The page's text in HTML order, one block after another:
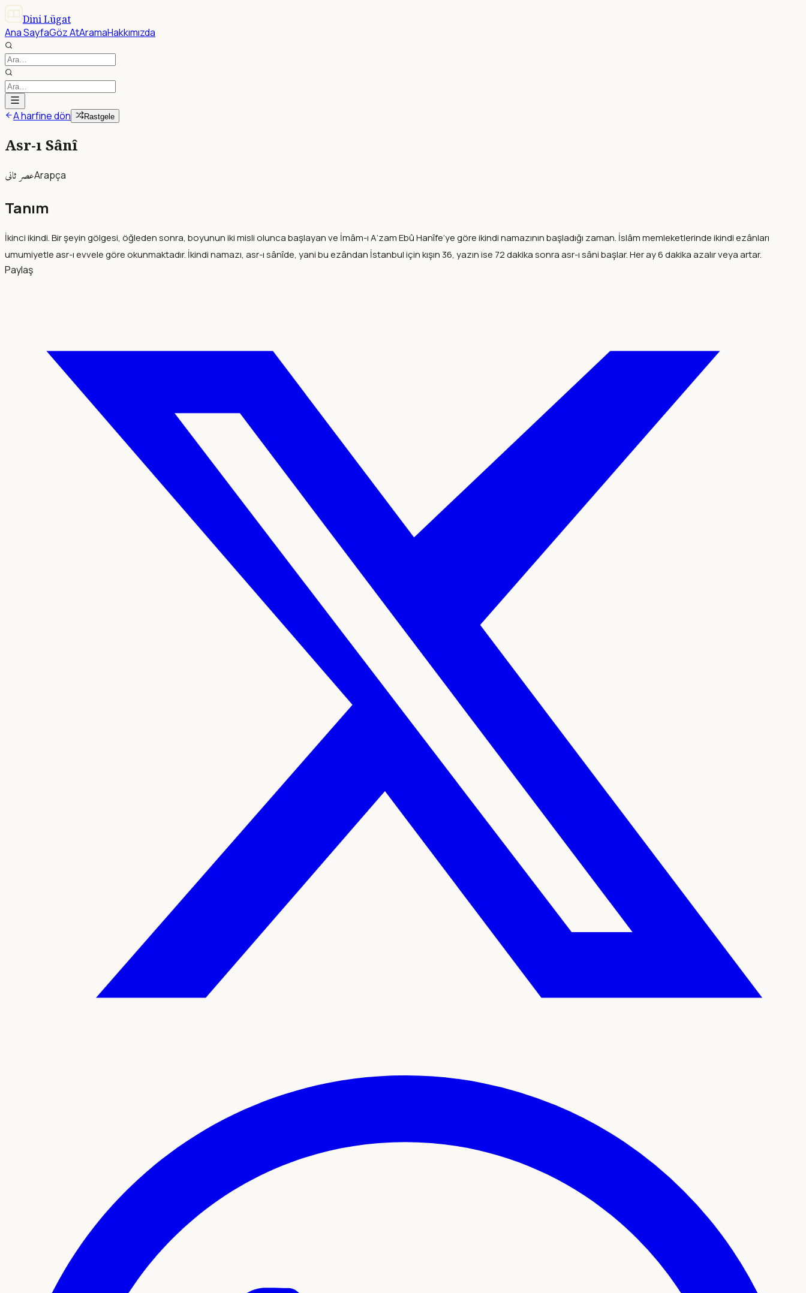
Dini Lügat
Ana SayfaGöz AtAramaHakkımızda
A harfine dön Rastgele
Asr-ı Sânî
عصر ثانىArapça
Tanım
İkinci ikindi. Bir şeyin gölgesi, öğleden sonra, boyunun iki misli olunca başlayan ve İmâm-ı A‘zam Ebû Hanîfe’ye göre ikindi namazının başladığı zaman. İslâm memleketlerinde ikindi ezânları
umumiyetle asr-ı evvele göre okunmaktadır. İkindi namazı, asr-ı sânîde, yani bu ezândan İstanbul için kışın 36, yazın ise 72 dakika sonra asr-ı sâni başlar. Her ay 6 dakika azalır veya artar.
Paylaş